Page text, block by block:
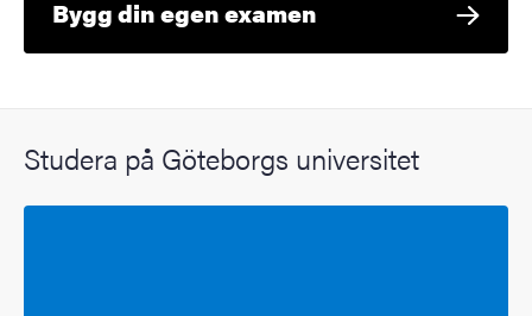
Bygg din egen examen
Studera på Göteborgs universitet